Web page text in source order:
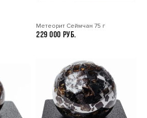
Метеорит Сеймчан 75 г
229 000